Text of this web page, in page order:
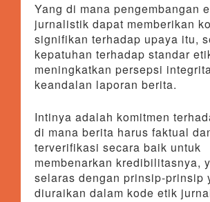
Yang di mana pengembangan
jurnalistik dapat memberikan
signifikan terhadap upaya itu,
kepatuhan terhadap standar
meningkatkan persepsi
keandalan laporan berita.
Intinya adalah komitmen
di mana berita harus faktual
terverifikasi secara baik untuk
membenarkan kredibilitasnya,
selaras dengan prinsip-prinsip
diuraikan dalam kode etik